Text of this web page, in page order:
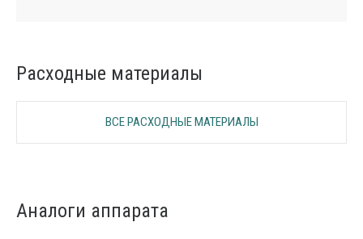
Расходные материалы
ВСЕ РАСХОДНЫЕ МАТЕРИАЛЫ
Аналоги аппарата